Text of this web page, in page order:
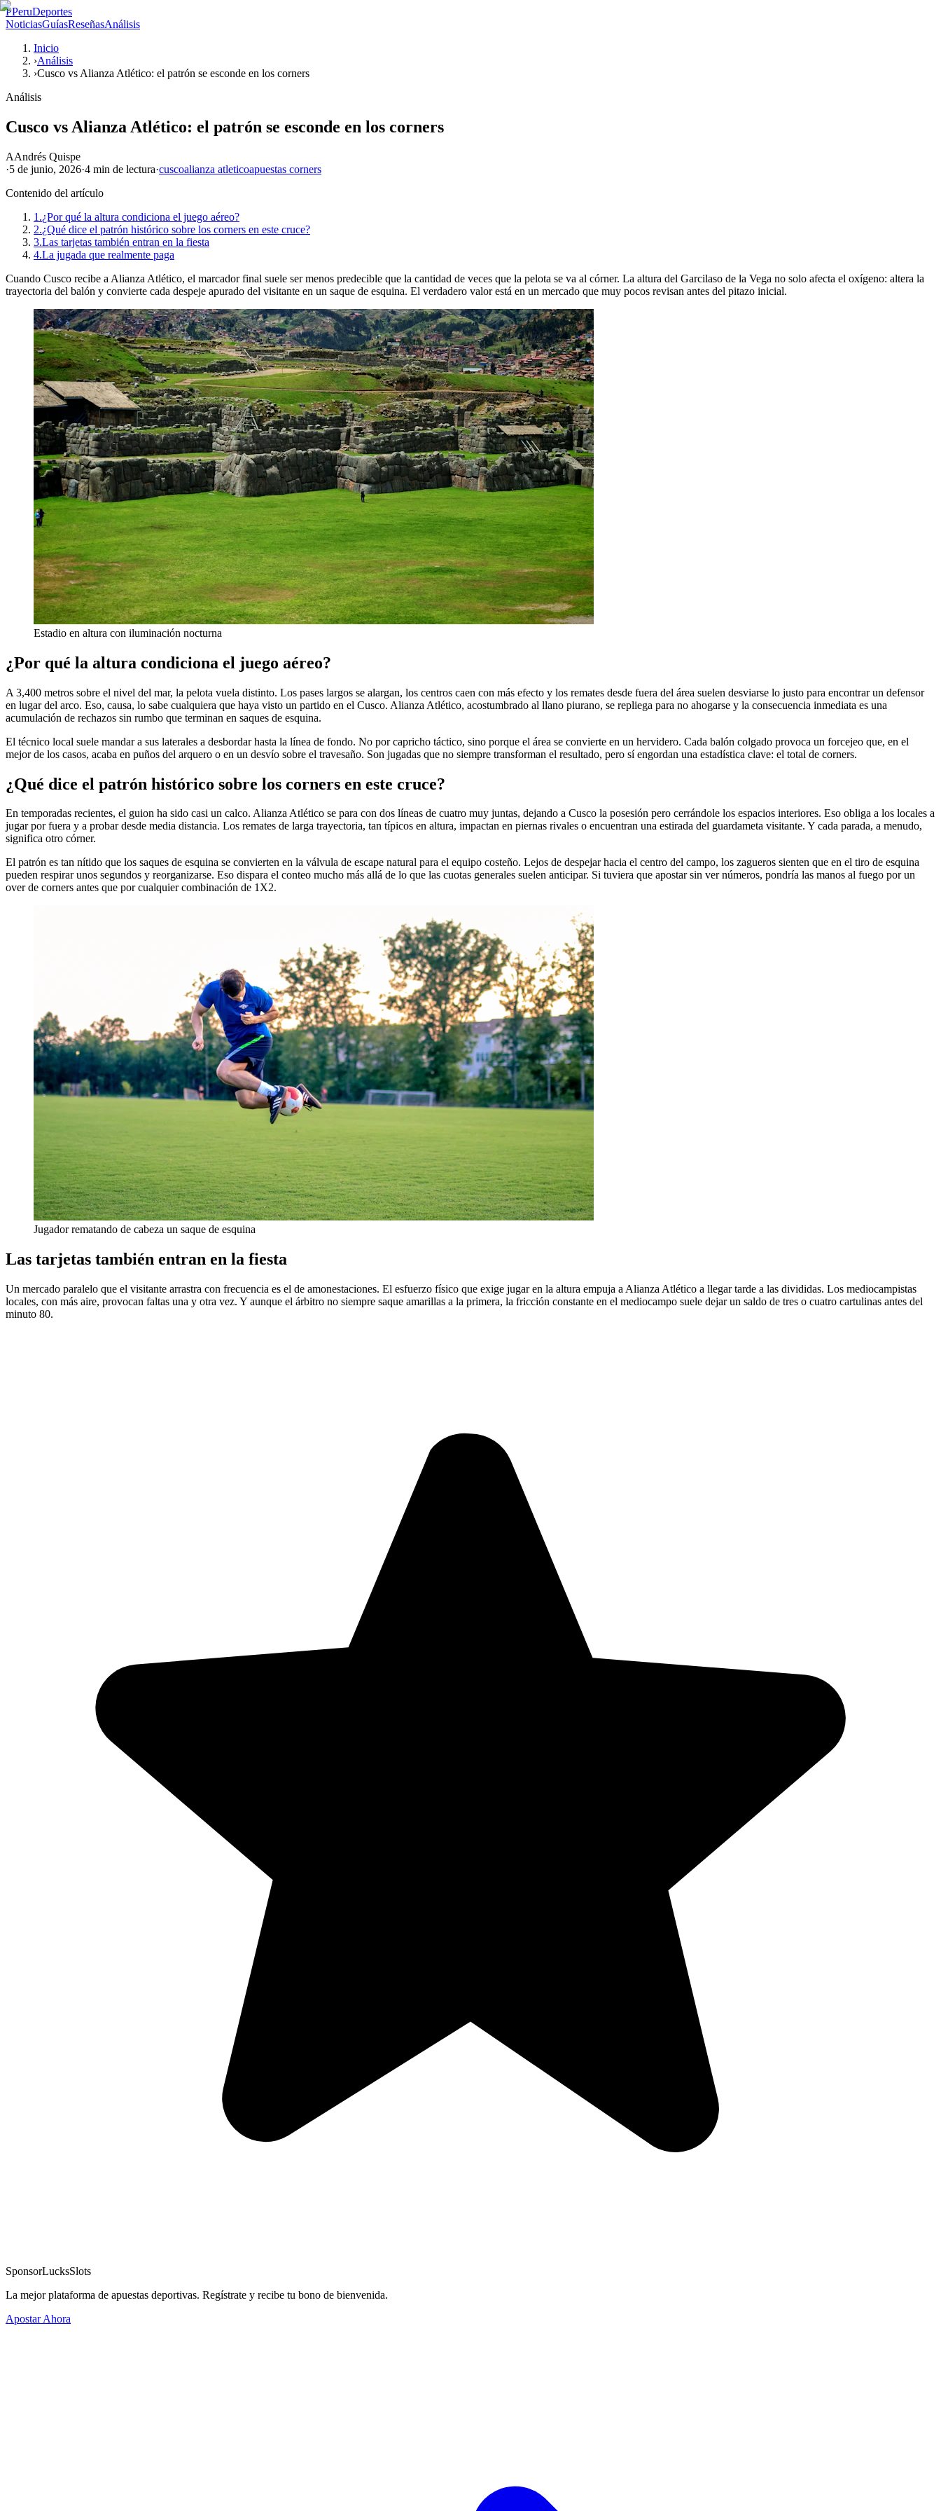
PPeruDeportes
NoticiasGuíasReseñasAnálisis
Inicio
›Análisis
›Cusco vs Alianza Atlético: el patrón se esconde en los corners
Análisis
Cusco vs Alianza Atlético: el patrón se esconde en los corners
AAndrés Quispe
·5 de junio, 2026·4 min de lectura·cuscoalianza atleticoapuestas corners
Contenido del artículo
1.¿Por qué la altura condiciona el juego aéreo?
2.¿Qué dice el patrón histórico sobre los corners en este cruce?
3.Las tarjetas también entran en la fiesta
4.La jugada que realmente paga
Cuando Cusco recibe a Alianza Atlético, el marcador final suele ser menos predecible que la cantidad de veces que la pelota se va al córner. La altura del Garcilaso de la Vega no solo afecta el oxígeno: altera la
trayectoria del balón y convierte cada despeje apurado del visitante en un saque de esquina. El verdadero valor está en un mercado que muy pocos revisan antes del pitazo inicial.
Estadio en altura con iluminación nocturna
¿Por qué la altura condiciona el juego aéreo?
A 3,400 metros sobre el nivel del mar, la pelota vuela distinto. Los pases largos se alargan, los centros caen con más efecto y los remates desde fuera del área suelen desviarse lo justo para encontrar un defensor
en lugar del arco. Eso, causa, lo sabe cualquiera que haya visto un partido en el Cusco. Alianza Atlético, acostumbrado al llano piurano, se repliega para no ahogarse y la consecuencia inmediata es una
acumulación de rechazos sin rumbo que terminan en saques de esquina.
El técnico local suele mandar a sus laterales a desbordar hasta la línea de fondo. No por capricho táctico, sino porque el área se convierte en un hervidero. Cada balón colgado provoca un forcejeo que, en el
mejor de los casos, acaba en puños del arquero o en un desvío sobre el travesaño. Son jugadas que no siempre transforman el resultado, pero sí engordan una estadística clave: el total de corners.
¿Qué dice el patrón histórico sobre los corners en este cruce?
En temporadas recientes, el guion ha sido casi un calco. Alianza Atlético se para con dos líneas de cuatro muy juntas, dejando a Cusco la posesión pero cerrándole los espacios interiores. Eso obliga a los locales a
jugar por fuera y a probar desde media distancia. Los remates de larga trayectoria, tan típicos en altura, impactan en piernas rivales o encuentran una estirada del guardameta visitante. Y cada parada, a menudo,
significa otro córner.
El patrón es tan nítido que los saques de esquina se convierten en la válvula de escape natural para el equipo costeño. Lejos de despejar hacia el centro del campo, los zagueros sienten que en el tiro de esquina
pueden respirar unos segundos y reorganizarse. Eso dispara el conteo mucho más allá de lo que las cuotas generales suelen anticipar. Si tuviera que apostar sin ver números, pondría las manos al fuego por un
over de corners antes que por cualquier combinación de 1X2.
Jugador rematando de cabeza un saque de esquina
Las tarjetas también entran en la fiesta
Un mercado paralelo que el visitante arrastra con frecuencia es el de amonestaciones. El esfuerzo físico que exige jugar en la altura empuja a Alianza Atlético a llegar tarde a las divididas. Los mediocampistas
locales, con más aire, provocan faltas una y otra vez. Y aunque el árbitro no siempre saque amarillas a la primera, la fricción constante en el mediocampo suele dejar un saldo de tres o cuatro cartulinas antes del
minuto 80.
SponsorLucksSlots
La mejor plataforma de apuestas deportivas. Regístrate y recibe tu bono de bienvenida.
Apostar Ahora